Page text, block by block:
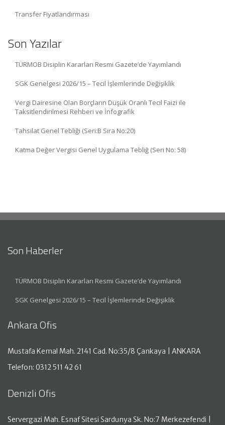
Transfer Fiyatlandırması
Son Yazılar
TÜRMOB Disiplin Kararları Resmi Gazete’de Yayımlandı
SGK Genelgesi 2026/15 – Tecil İşlemlerinde Değişiklik
Vergi Dairesine Olan Borçların Düşük Oranlı Tecil Faizi ile
Taksitlendirilmesi Rehberi ve İnfografik
Tahsilat Genel Tebliği (Seri:B Sıra No:20)
Katma Değer Vergisi Genel Uygulama Tebliğ (Seri No: 58)
Son Haberler
TÜRMOB Disiplin Kararları Resmi Gazete’de Yayımlandı
SGK Genelgesi 2026/15 – Tecil İşlemlerinde Değişiklik
Ankara Ofis
Mustafa Kemal Mah. 2141 Cad. No:35/8 Çankaya | ANKARA
Telefon: 0312 511 42 61
Denizli Ofis
Servergazi Mah. Esnaf Sitesi Sardunya Sk. No:7 Merkezefendi |